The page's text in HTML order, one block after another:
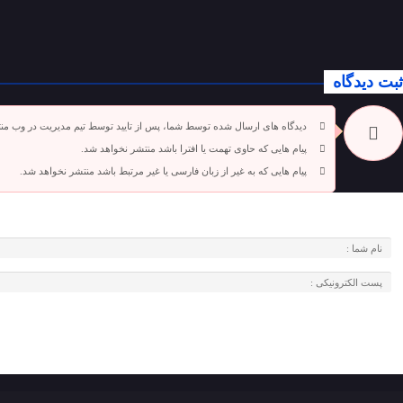
ثبت دیدگاه
دیدگاه های ارسال شده توسط شما، پس از تایید توسط تیم مدیریت در وب
پیام هایی که حاوی تهمت یا افترا باشد منتشر نخواهد شد.
پیام هایی که به غیر از زبان فارسی یا غیر مرتبط باشد منتشر نخواهد شد.